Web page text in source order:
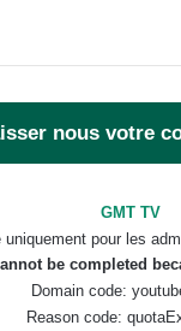
nous votre
GMT TV
uniquement pour les
be completed
Domain code:
Reason code: